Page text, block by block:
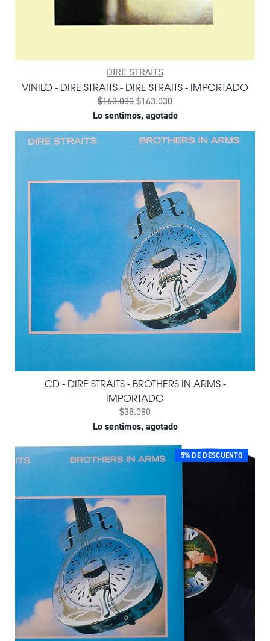
DIRE STRAITS
VINILO - DIRE STRAITS - DIRE STRAITS - IMPORTADO
$163.030$163.030
Lo sentimos, agotado
CD - DIRE STRAITS - BROTHERS IN ARMS -
IMPORTADO
$38.080
Lo sentimos, agotado
5% DE DESCUENTO